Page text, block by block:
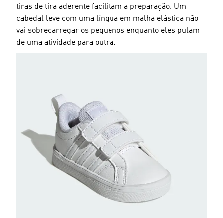
tiras de tira aderente facilitam a preparação. Um
cabedal leve com uma língua em malha elástica não
vai sobrecarregar os pequenos enquanto eles pulam
de uma atividade para outra.